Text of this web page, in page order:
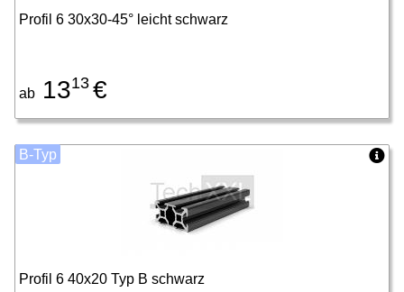
Profil 6 30x30-45° leicht schwarz
ab 1313 €
Profil 6 40x20 Typ B schwarz
B-Typ